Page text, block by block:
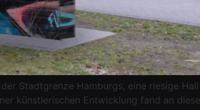
Stadtgrenze Hamburgs, eine riesige
künstlerischen Entwicklung fand an